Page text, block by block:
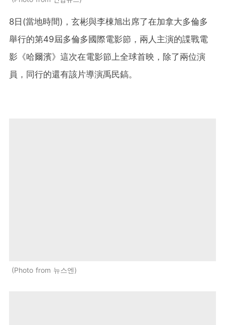
8日(當地時間)，玄彬與李棟旭出席了在加拿大多倫多
舉行的第49屆多倫多國際電影節，兩人主演的諜戰電
影《哈爾濱》這次在電影節上全球首映，除了兩位演
員，同行的還有該片導演禹民鎬。
Photo from 뉴스엔